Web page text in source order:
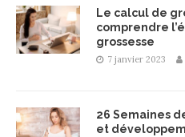
Le calcul de
comprendre
grossesse
7 janvier 2023
26 Semaines
et